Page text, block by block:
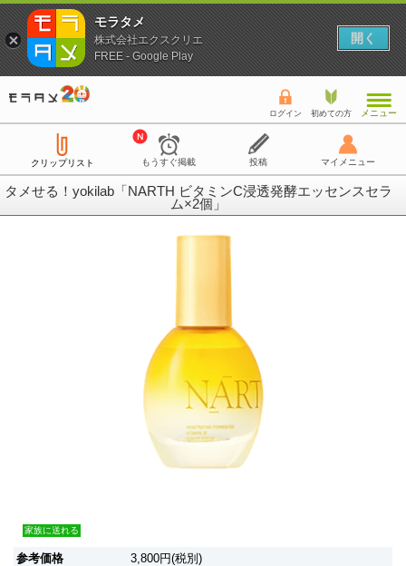
ログイン 初めての方 メニュー
クリップリスト もうすぐ掲載 投稿 マイメニュー
タメせる！yokilab「NARTH ビタミンC浸透発酵エッセンスセラ
ム×2個」
家族に送れる
参考価格
3,800円(税別)
モラタメ
株式会社エクスクリエ
FREE - Google Play
開く